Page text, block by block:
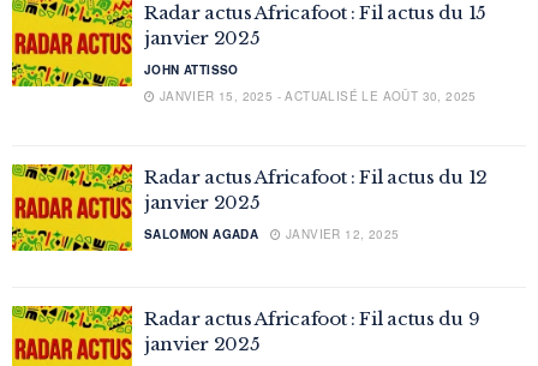
Radar actus Africafoot : Fil actus du 15
janvier 2025
JOHN ATTISSO
JANVIER 15, 2025 - ACTUALISÉ LE AOÛT 30, 2025
Radar actus Africafoot : Fil actus du 12
janvier 2025
SALOMON AGADA JANVIER 12, 2025
Radar actus Africafoot : Fil actus du 9
janvier 2025